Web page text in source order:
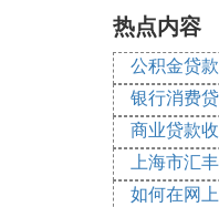
二、协商解
买方
解除
用）
延迟
用或
热点内容
公积金贷
银行消费
商业贷款
上海市汇
如何在网